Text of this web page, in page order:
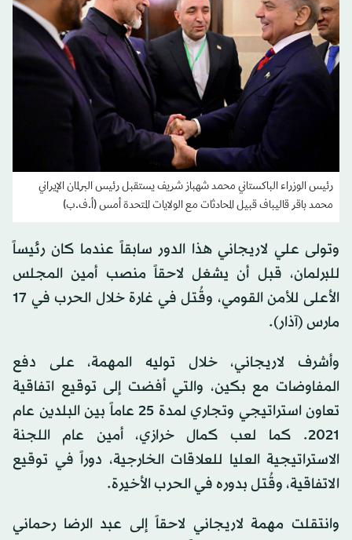
رئيس الوزراء الباكستاني محمد شهباز شريف يستقبل رئيس البرلمان الإيراني
محمد باقر قاليباف قبيل المحادثات مع الولايات المتحدة أمس (أ.ف.ب)
وتولى علي لاريجاني هذا الدور سابقاً عندما كان رئيساً
للبرلمان، قبل أن يشغل لاحقاً منصب أمين المجلس
الأعلى للأمن القومي، وقُتل في غارة خلال الحرب في 17
مارس (آذار).
وأشرف لاريجاني، خلال توليه المهمة، على دفع
المفاوضات مع بكين، والتي أفضت إلى توقيع اتفاقية
تعاون استراتيجي وتجاري لمدة 25 عاماً بين البلدين عام
2021. كما لعب كمال خرازي، أمين عام اللجنة
الاستراتيجية العليا للعلاقات الخارجية، دوراً في توقيع
الاتفاقية، وقُتل بدوره في الحرب الأخيرة.
وانتقلت مهمة لاريجاني لاحقاً إلى عبد الرضا رحماني